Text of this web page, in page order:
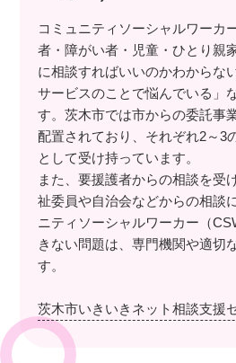
コミュニティソーシャルワーカ
者・障がい者・児童・ひとり親
に相談すればいいのかわからな
サービスのことで悩んでいる」
す。茨木市では市からの委託事
配置されており、それぞれ2～3
として受け持っています。
また、要援護者からの相談を受
祉委員や自治会などからの相談
ニティソーシャルワーカー（
きない問題は、専門機関や適切
す。
茨木市いきいきネット相談支援